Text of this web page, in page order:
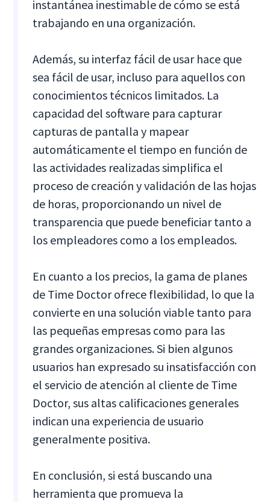
instantánea inestimable de cómo se está
trabajando en una organización.
Además, su interfaz fácil de usar hace que
sea fácil de usar, incluso para aquellos con
conocimientos técnicos limitados. La
capacidad del software para capturar
capturas de pantalla y mapear
automáticamente el tiempo en función de
las actividades realizadas simplifica el
proceso de creación y validación de las hojas
de horas, proporcionando un nivel de
transparencia que puede beneficiar tanto a
los empleadores como a los empleados.
En cuanto a los precios, la gama de planes
de Time Doctor ofrece flexibilidad, lo que la
convierte en una solución viable tanto para
las pequeñas empresas como para las
grandes organizaciones. Si bien algunos
usuarios han expresado su insatisfacción con
el servicio de atención al cliente de Time
Doctor, sus altas calificaciones generales
indican una experiencia de usuario
generalmente positiva.
En conclusión, si está buscando una
herramienta que promueva la